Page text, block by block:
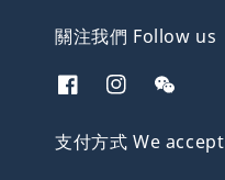
關注我們 Follow us
支付方式 We accept